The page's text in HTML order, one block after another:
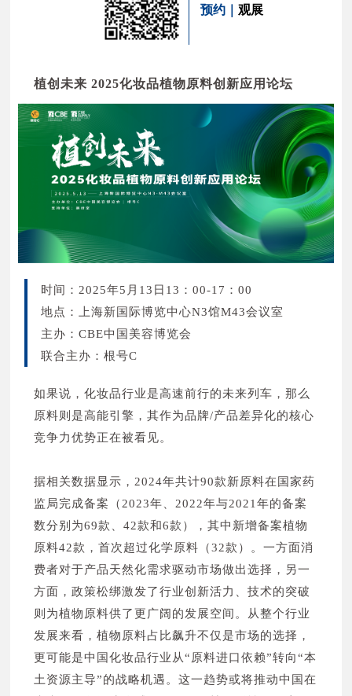
预约｜ 观展
植创未来 2025化妆品植物原料创新应用论坛
时间：2025年5月13日13：00-17：00
地点：上海新国际博览中心N3馆M43会议室
主办：CBE中国美容博览会
联合主办：根号C
如果说，化妆品行业是高速前行的未来列车，那么
原料则是高能引擎，其作为品牌/产品差异化的核心
竞争力优势正在被看见。
据相关数据显示，2024年共计90款新原料在国家药
监局完成备案（2023年、2022年与2021年的备案
数分别为69款、42款和6款），其中新增备案植物
原料42款，首次超过化学原料（32款）。一方面消
费者对于产品天然化需求驱动市场做出选择，另一
方面，政策松绑激发了行业创新活力、技术的突破
则为植物原料供了更广阔的发展空间。从整个行业
发展来看，植物原料占比飙升不仅是市场的选择，
更可能是中国化妆品行业从“原料进口依赖”转向“本
土资源主导”的战略机遇。这一趋势或将推动中国在